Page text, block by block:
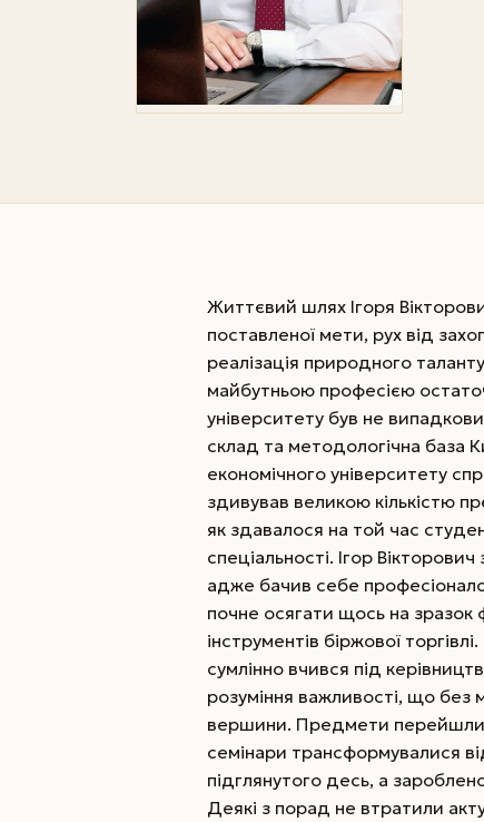
Життєвий шлях Ігоря
поставленої мети, рух від
реалізація природного
майбутньою професією
університету був не
склад та методологічна ба­за
економічного університету
здивував великою кількістю
як здавалося на той час
спеціальності. Ігор
адже бачив себе
почне осягати щось на зразок
інструментів біржової
сумлінно вчився під
розуміння важливості, що
вершини. Предмети перейшли
семінари трансформувалися
підглянутого десь, а
Деякі з порад не втратили